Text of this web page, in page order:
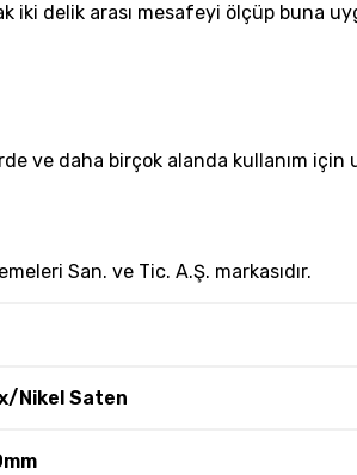
iki delik arası mesafeyi ölçüp buna
ve daha birçok alanda kullanım için
San. ve Tic. A.Ş. markasıdır.
Nikel Saten